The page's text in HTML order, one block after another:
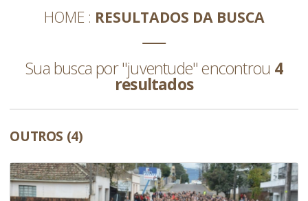
HOME RESULTADOS DA BUSCA
Sua busca por "juventude" encontrou 4
resultados
OUTROS (4)